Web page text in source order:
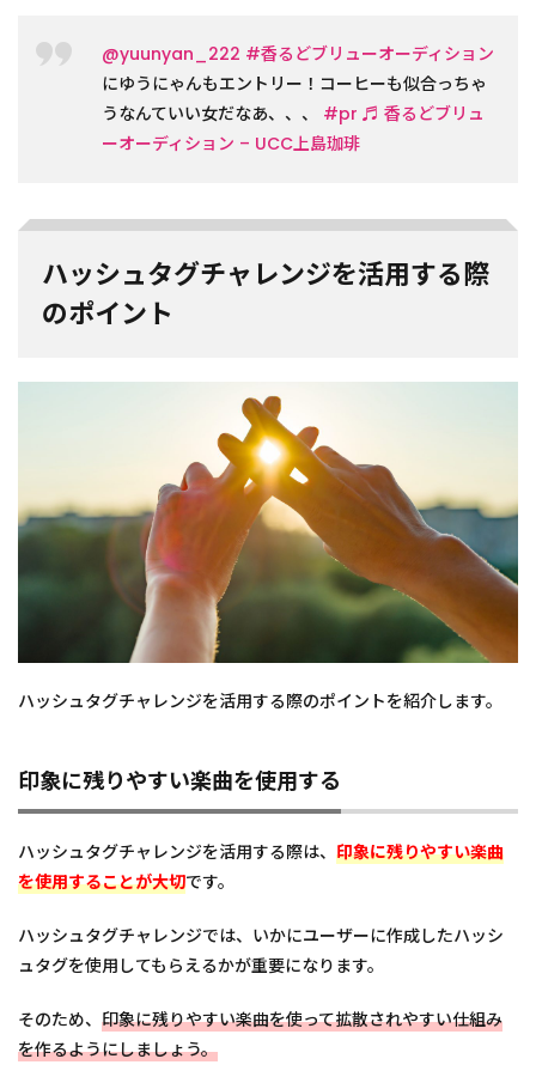
@yuunyan_222 #香るどブリューオーディション
にゆうにゃんもエントリー！コーヒーも似合っちゃ
うなんていい女だなあ、、、 #pr ♬ 香るどブリュ
ーオーディション – UCC上島珈琲
ハッシュタグチャレンジを活用する際
のポイント
ハッシュタグチャレンジを活用する際のポイントを紹介します。
印象に残りやすい楽曲を使用する
ハッシュタグチャレンジを活用する際は、 印象に残りやすい楽曲
を使用することが大切です。
ハッシュタグチャレンジでは、いかにユーザーに作成したハッシ
ュタグを使用してもらえるかが重要になります。
そのため、 印象に残りやすい楽曲を使って拡散されやすい仕組み
を作るようにしましょう。